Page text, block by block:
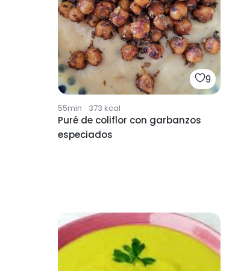
9
55min · 373 kcal
Puré de coliflor con garbanzos
especiados